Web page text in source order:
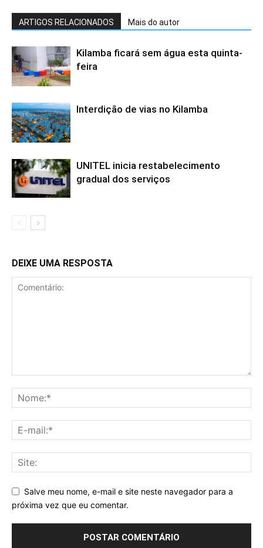
ARTIGOS RELACIONADOS Mais do autor
Kilamba ficará sem água esta quinta-
feira
Interdição de vias no Kilamba
UNITEL inicia restabelecimento
gradual dos serviços
DEIXE UMA RESPOSTA
Salve meu nome, e-mail e site neste navegador para a
próxima vez que eu comentar.